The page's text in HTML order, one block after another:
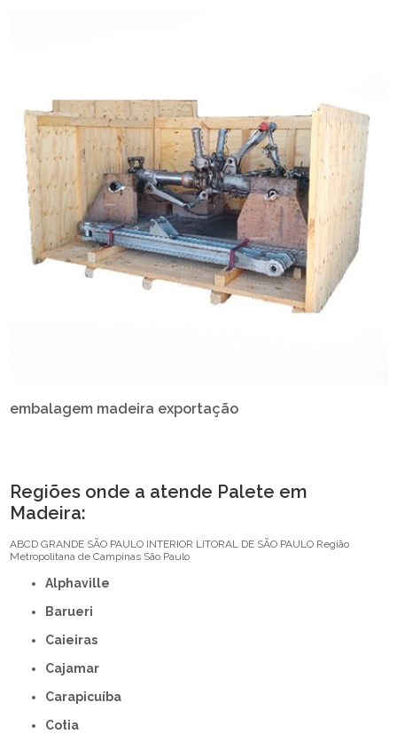
embalagem madeira exportação
Regiões onde a atende Palete em
Madeira:
ABCD GRANDE SÃO PAULO INTERIOR LITORAL DE SÃO PAULO Região
Metropolitana de Campinas São Paulo
Alphaville
Barueri
Caieiras
Cajamar
Carapicuíba
Cotia